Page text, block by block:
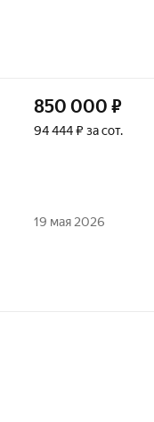
850 000 ₽
94 444 ₽ за сот.
19 мая 2026